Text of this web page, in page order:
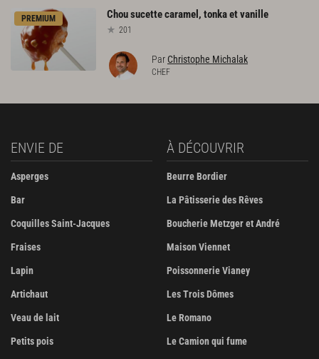
PREMIUM Chousucettecaramel, tonkaetvanille
201
Par Christophe Michalak
CHEF
ENVIE DE
Asperges
Bar
Coquilles Saint-Jacques
Fraises
Lapin
Artichaut
Veau de lait
Petits pois
À DÉCOUVRIR
Beurre Bordier
La Pâtisserie des Rêves
Boucherie Metzger et André
Maison Viennet
Poissonnerie Vianey
Les Trois Dômes
Le Romano
Le Camion qui fume